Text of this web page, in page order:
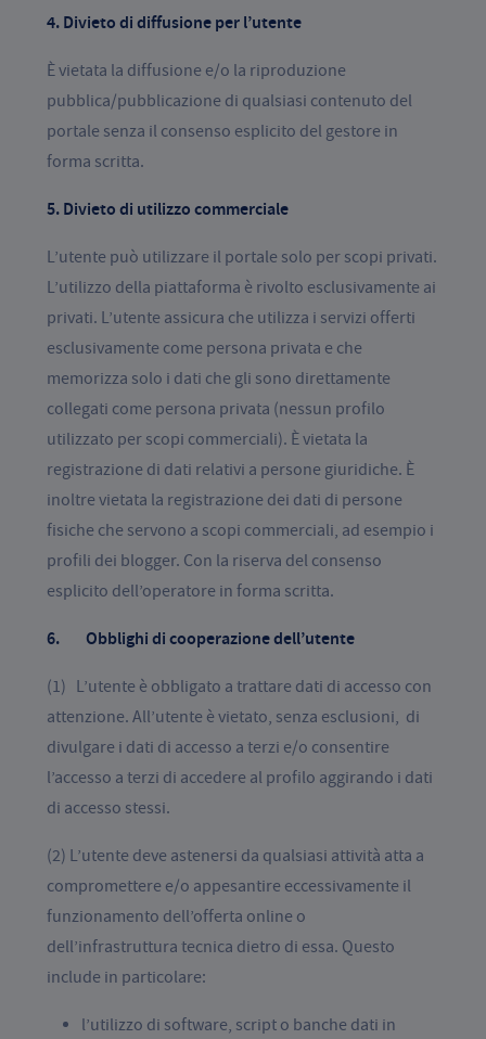
4. Divieto di diffusione per l’utente
È vietata la diffusione e/o la riproduzione
pubblica/pubblicazione di qualsiasi contenuto del
portale senza il consenso esplicito del gestore in
forma scritta.
5. Divieto di utilizzo commerciale
L’utente può utilizzare il portale solo per scopi privati.
L’utilizzo della piattaforma è rivolto esclusivamente ai
privati. L’utente assicura che utilizza i servizi offerti
esclusivamente come persona privata e che
memorizza solo i dati che gli sono direttamente
collegati come persona privata (nessun profilo
utilizzato per scopi commerciali). È vietata la
registrazione di dati relativi a persone giuridiche. È
inoltre vietata la registrazione dei dati di persone
fisiche che servono a scopi commerciali, ad esempio i
profili dei blogger. Con la riserva del consenso
esplicito dell’operatore in forma scritta.
6. Obblighi di cooperazione dell’utente
(1) L’utente è obbligato a trattare dati di accesso con
attenzione. All’utente è vietato, senza esclusioni, di
divulgare i dati di accesso a terzi e/o consentire
l’accesso a terzi di accedere al profilo aggirando i dati
di accesso stessi.
(2) L’utente deve astenersi da qualsiasi attività atta a
compromettere e/o appesantire eccessivamente il
funzionamento dell’offerta online o
dell’infrastruttura tecnica dietro di essa. Questo
include in particolare:
l’utilizzo di software, script o banche dati in